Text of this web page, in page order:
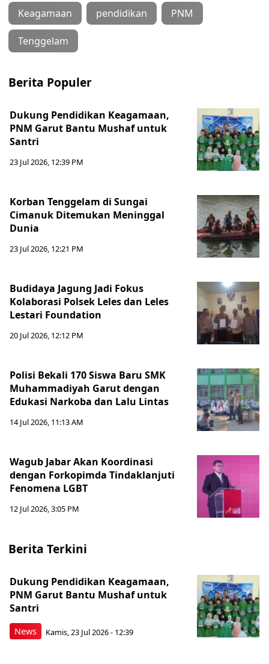
Keagamaan pendidikan PNM
Tenggelam
Berita Populer
Dukung Pendidikan Keagamaan,
PNM Garut Bantu Mushaf untuk
Santri
23 Jul 2026, 12:39 PM
Korban Tenggelam di Sungai
Cimanuk Ditemukan Meninggal
Dunia
23 Jul 2026, 12:21 PM
Budidaya Jagung Jadi Fokus
Kolaborasi Polsek Leles dan Leles
Lestari Foundation
20 Jul 2026, 12:12 PM
Polisi Bekali 170 Siswa Baru SMK
Muhammadiyah Garut dengan
Edukasi Narkoba dan Lalu Lintas
14 Jul 2026, 11:13 AM
Wagub Jabar Akan Koordinasi
dengan Forkopimda Tindaklanjuti
Fenomena LGBT
12 Jul 2026, 3:05 PM
Berita Terkini
News
Dukung Pendidikan Keagamaan,
PNM Garut Bantu Mushaf untuk
Santri
Kamis, 23 Jul 2026 - 12:39